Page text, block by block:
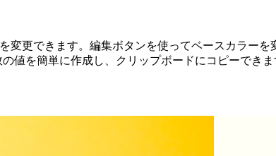
更できます。編集ボタンを使ってベースカラー
値を簡単に作成し、クリップボードにコピーできま